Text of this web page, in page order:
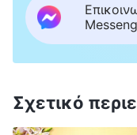
Σχετικό